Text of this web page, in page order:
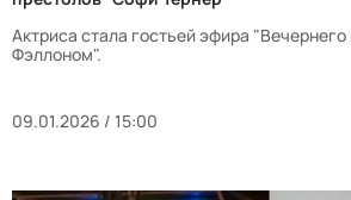
Актриса стала гостьей эфира
Фэллоном".
09.01.2026 / 15:00